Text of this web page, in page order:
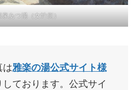
泉あつ湯（女性側）
は雅楽の湯公式サイト様
しております。公式サイ